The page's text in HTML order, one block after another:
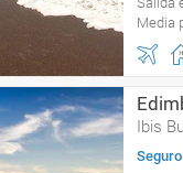
Media
Ibis